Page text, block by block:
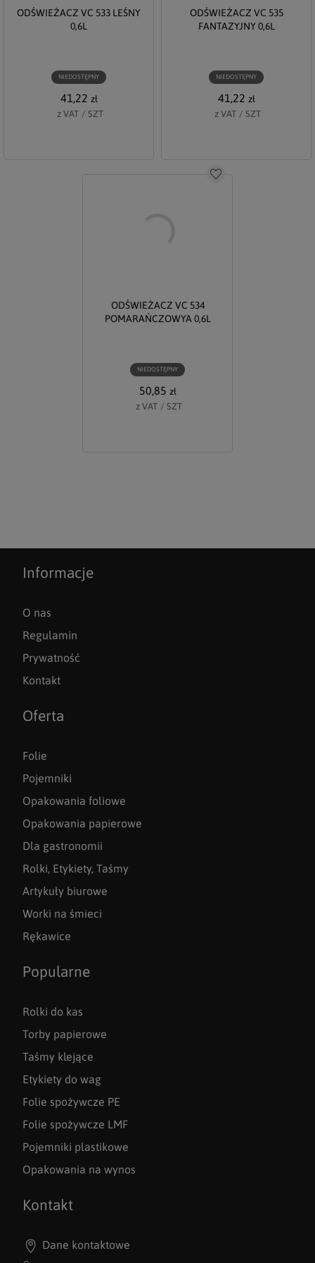
ODŚWIEŻACZ VC 533 LEŚNY
0,6L
NIEDOSTĘPNY
41,22 zł
z VAT / SZT
ODŚWIEŻACZ VC 535
FANTAZYJNY 0,6L
NIEDOSTĘPNY
41,22 zł
z VAT / SZT
Do schowka
ODŚWIEŻACZ VC 534
POMARAŃCZOWYA 0,6L
NIEDOSTĘPNY
50,85 zł
z VAT / SZT
Informacje
O nas
Regulamin
Prywatność
Kontakt
Oferta
Folie
Pojemniki
Opakowania foliowe
Opakowania papierowe
Dla gastronomii
Rolki, Etykiety, Taśmy
Artykuły biurowe
Worki na śmieci
Rękawice
Popularne
Rolki do kas
Torby papierowe
Taśmy klejące
Etykiety do wag
Folie spożywcze PE
Folie spożywcze LMF
Pojemniki plastikowe
Opakowania na wynos
Kontakt
Dane kontaktowe